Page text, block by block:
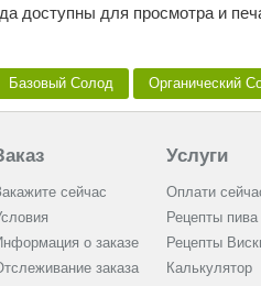
доступны для просмотра и
Базовый Солод Органический
сейчас
о заказе
заказа
Услуги
Оплати
Рецепты пива
Рецепты
Калькулятор